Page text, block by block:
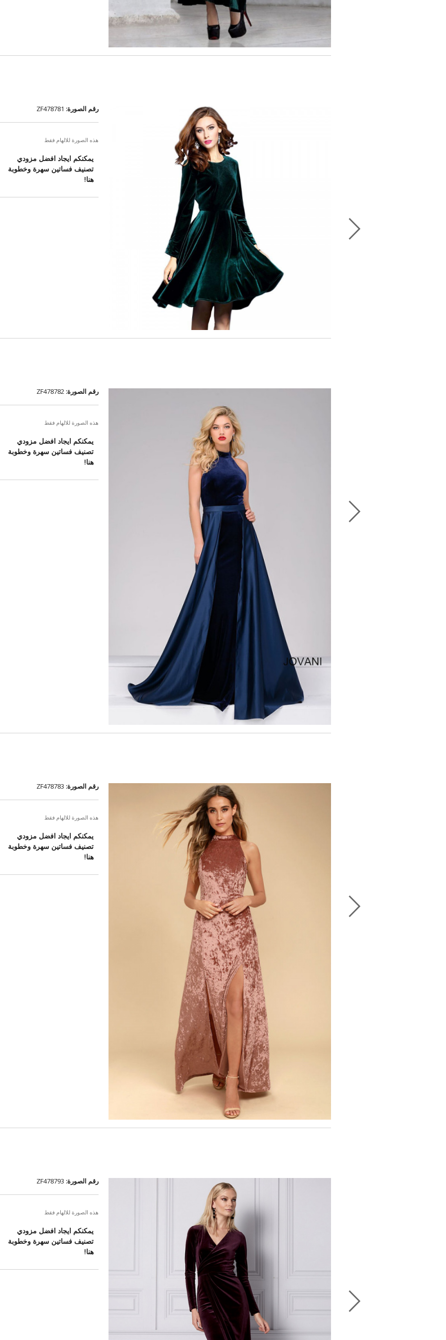
رقم الصورة:
هذه الصورة للالهام فقط
يمكنكم ايجاد افضل مزودي
تصنيف فساتين سهرة وخطوبة
هنا!
رقم الصورة:
هذه الصورة للالهام فقط
يمكنكم ايجاد افضل مزودي
تصنيف فساتين سهرة وخطوبة
هنا!
رقم الصورة:
هذه الصورة للالهام فقط
يمكنكم ايجاد افضل مزودي
تصنيف فساتين سهرة وخطوبة
هنا!
رقم الصورة:
هذه الصورة للالهام فقط
يمكنكم ايجاد افضل مزودي
تصنيف فساتين سهرة وخطوبة
هنا!